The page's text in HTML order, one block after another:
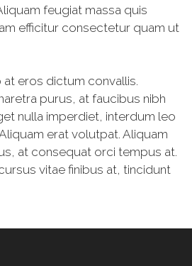
feugiat massa quis
efficitur consectetur quam ut
at eros dictum convallis.
purus, at faucibus nibh
nulla imperdiet, interdum leo
erat volutpat. Aliquam
at consequat orci tempus at.
vitae finibus at, tincidunt